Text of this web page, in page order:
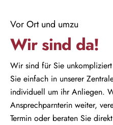
Vor Ort und umzu
Wir sind da!
Wir sind für Sie
Sie einfach in unserer
individuell um ihr Anliegen.
Ansprechparnterin weiter,
Termin oder beraten Sie